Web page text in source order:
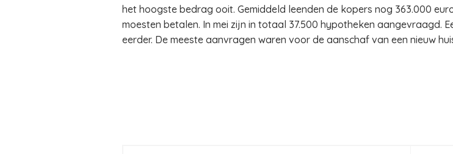
het hoogste bedrag ooit. Gemiddeld leenden de kopers nog 363.000
moesten betalen. In mei zijn in totaal 37.500 hypotheken aangevraagd.
eerder. De meeste aanvragen waren voor de aanschaf van een nieuw